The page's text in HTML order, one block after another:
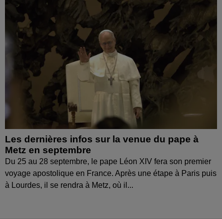
Les dernières infos sur la venue du pape à
Metz en septembre
Du 25 au 28 septembre, le pape Léon XIV fera son premier
voyage apostolique en France. Après une étape à Paris puis
à Lourdes, il se rendra à Metz, où il...